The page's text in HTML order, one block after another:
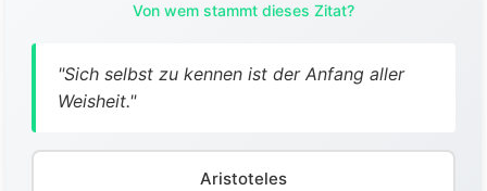
Von wem stammt dieses Zitat?
"Sich selbst zu kennen ist der Anfang aller
Weisheit."
Aristoteles